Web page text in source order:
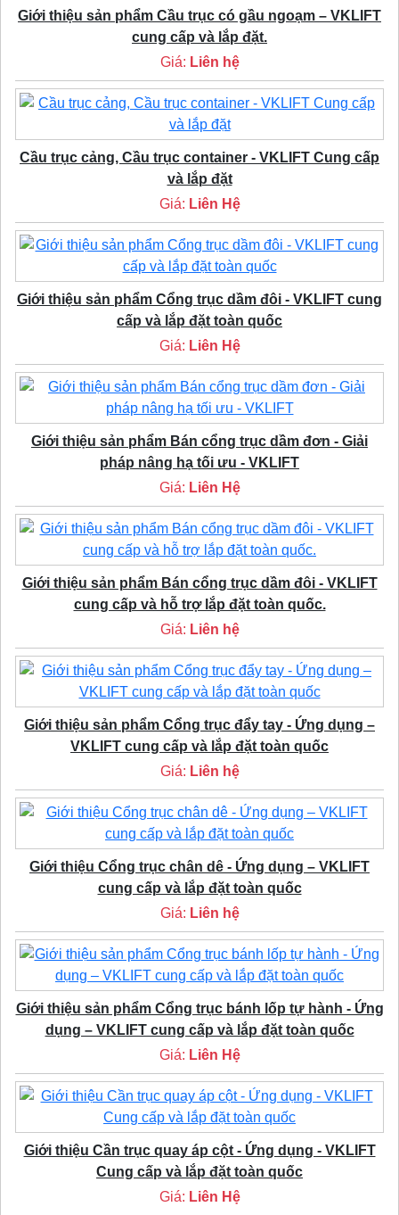
Giới thiệu sản phẩm Cầu trục có gầu ngoạm – VKLIFT
cung cấp và lắp đặt.
Giá: Liên hệ
Cầu trục cảng, Cầu trục container - VKLIFT Cung cấp
và lắp đặt
Giá: Liên Hệ
Giới thiệu sản phẩm Cổng trục dầm đôi - VKLIFT cung
cấp và lắp đặt toàn quốc
Giá: Liên Hệ
Giới thiệu sản phẩm Bán cổng trục dầm đơn - Giải
pháp nâng hạ tối ưu - VKLIFT
Giá: Liên Hệ
Giới thiệu sản phẩm Bán cổng trục dầm đôi - VKLIFT
cung cấp và hỗ trợ lắp đặt toàn quốc.
Giá: Liên hệ
Giới thiệu sản phẩm Cổng trục đẩy tay - Ứng dụng –
VKLIFT cung cấp và lắp đặt toàn quốc
Giá: Liên hệ
Giới thiệu Cổng trục chân dê - Ứng dụng – VKLIFT
cung cấp và lắp đặt toàn quốc
Giá: Liên hệ
Giới thiệu sản phẩm Cổng trục bánh lốp tự hành - Ứng
dụng – VKLIFT cung cấp và lắp đặt toàn quốc
Giá: Liên Hệ
Giới thiệu Cần trục quay áp cột - Ứng dụng - VKLIFT
Cung cấp và lắp đặt toàn quốc
Giá: Liên Hệ